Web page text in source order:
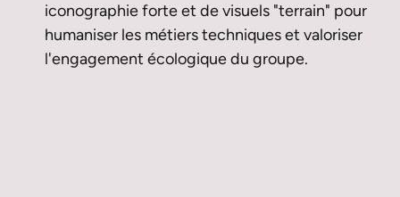
iconographie forte et de visuels "terrain" pour
humaniser les métiers techniques et valoriser
l'engagement écologique du groupe.